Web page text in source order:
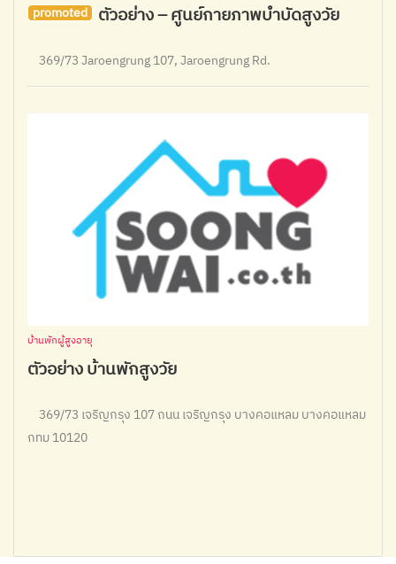
promoted ตัวอย่าง – ศูนย์กายภาพบำบัดสูงวัย
369/73 Jaroengrung 107, Jaroengrung Rd.
บ้านพักผู้สูงอายุ
ตัวอย่าง บ้านพักสูงวัย
369/73 เจริญกรุง 107 ถนน เจริญกรุง บางคอแหลม บางคอแหลม
กทม 10120